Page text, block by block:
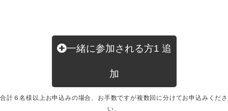
一緒に参加される方1 追
加
合計６名様以上お申込みの場合、お手数ですが複数回に分けてお申込みくださ
い。